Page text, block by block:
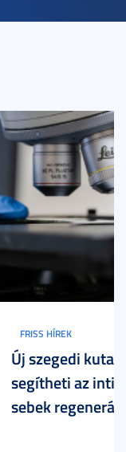
FRISS HÍREK
Új szegedi
segítheti az
sebek